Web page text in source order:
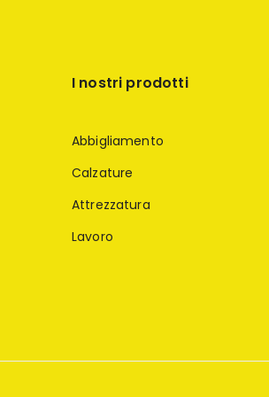
I nostri prodotti
Abbigliamento
Calzature
Attrezzatura
Lavoro